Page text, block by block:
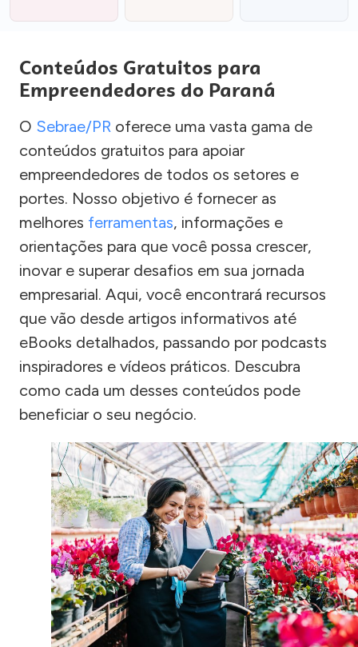
Conteúdos Gratuitos para
Empreendedores do Paraná
O Sebrae/PR oferece uma vasta gama de
conteúdos gratuitos para apoiar
empreendedores de todos os setores e
portes. Nosso objetivo é fornecer as
melhores ferramentas, informações e
orientações para que você possa crescer,
inovar e superar desafios em sua jornada
empresarial. Aqui, você encontrará recursos
que vão desde artigos informativos até
eBooks detalhados, passando por podcasts
inspiradores e vídeos práticos. Descubra
como cada um desses conteúdos pode
beneficiar o seu negócio.